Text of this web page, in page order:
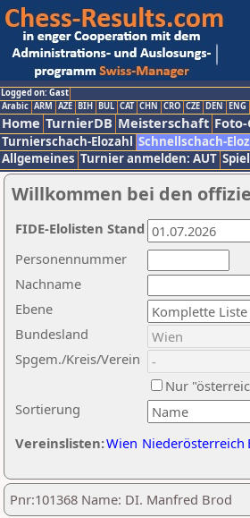
Logged on: Gast
Arabic ARM AZE BIH BUL CAT CHN CRO CZE DEN ENG
Home TurnierDB Meisterschaft
Turnierschach-Elozahl Schnellschach-
Allgemeines Turnier anmelden: AUT
Willkommen bei den
Nachname
Ebene
Sortierung
Personennummer
Bundesland
Spgem./Kreis/Verein
Nur
Vereinslisten:Wien Niederösterreich
FIDE-Elolisten Stand
Pnr:101368 Name: DI. Manfred Brod